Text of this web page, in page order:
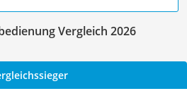
Vergleich 2026